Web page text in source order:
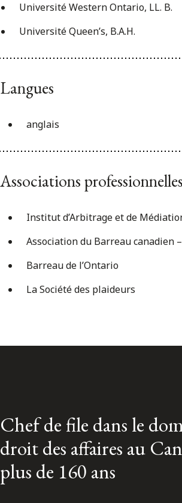
Université Western Ontario, LL. B.
Université Queen’s, B.A.H.
Langues
anglais
Associations professionnelles
Institut d’Arbitrage et de
Association du Barreau canadien
Barreau de l’Ontario
La Société des plaideurs
Chef de file dans le
droit des affaires au
plus de 160 ans